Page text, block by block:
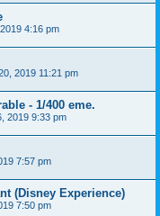
4:16 pm
2019 11:21 pm
- 1/400 eme.
2019 9:33 pm
7:57 pm
(Disney Experience)
7:50 pm